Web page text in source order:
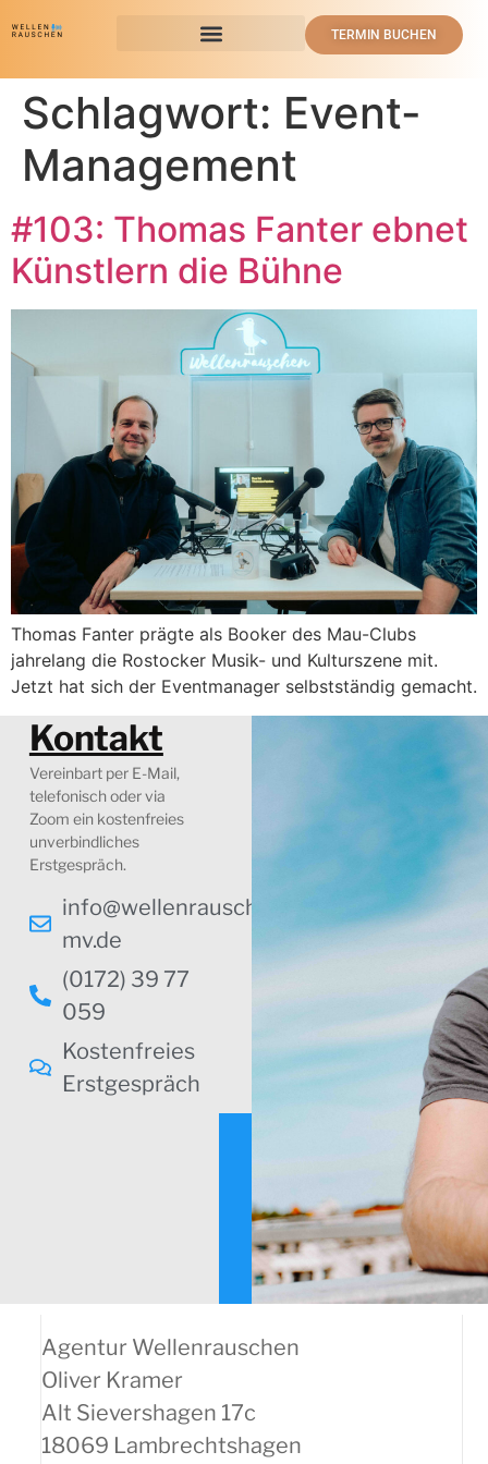
TERMIN BUCHEN
Schlagwort: Event-
Management
#103: Thomas Fanter ebnet
Künstlern die Bühne
Thomas Fanter prägte als Booker des Mau-Clubs
jahrelang die Rostocker Musik- und Kulturszene mit.
Jetzt hat sich der Eventmanager selbstständig gemacht.
Kontakt
Vereinbart per E-Mail,
telefonisch oder via
Zoom ein kostenfreies
unverbindliches
Erstgespräch.
info@wellenrauschen-
mv.de
(0172) 39 77
059
Kostenfreies
Erstgespräch
Agentur Wellenrauschen
Oliver Kramer
Alt Sievershagen 17c
18069 Lambrechtshagen